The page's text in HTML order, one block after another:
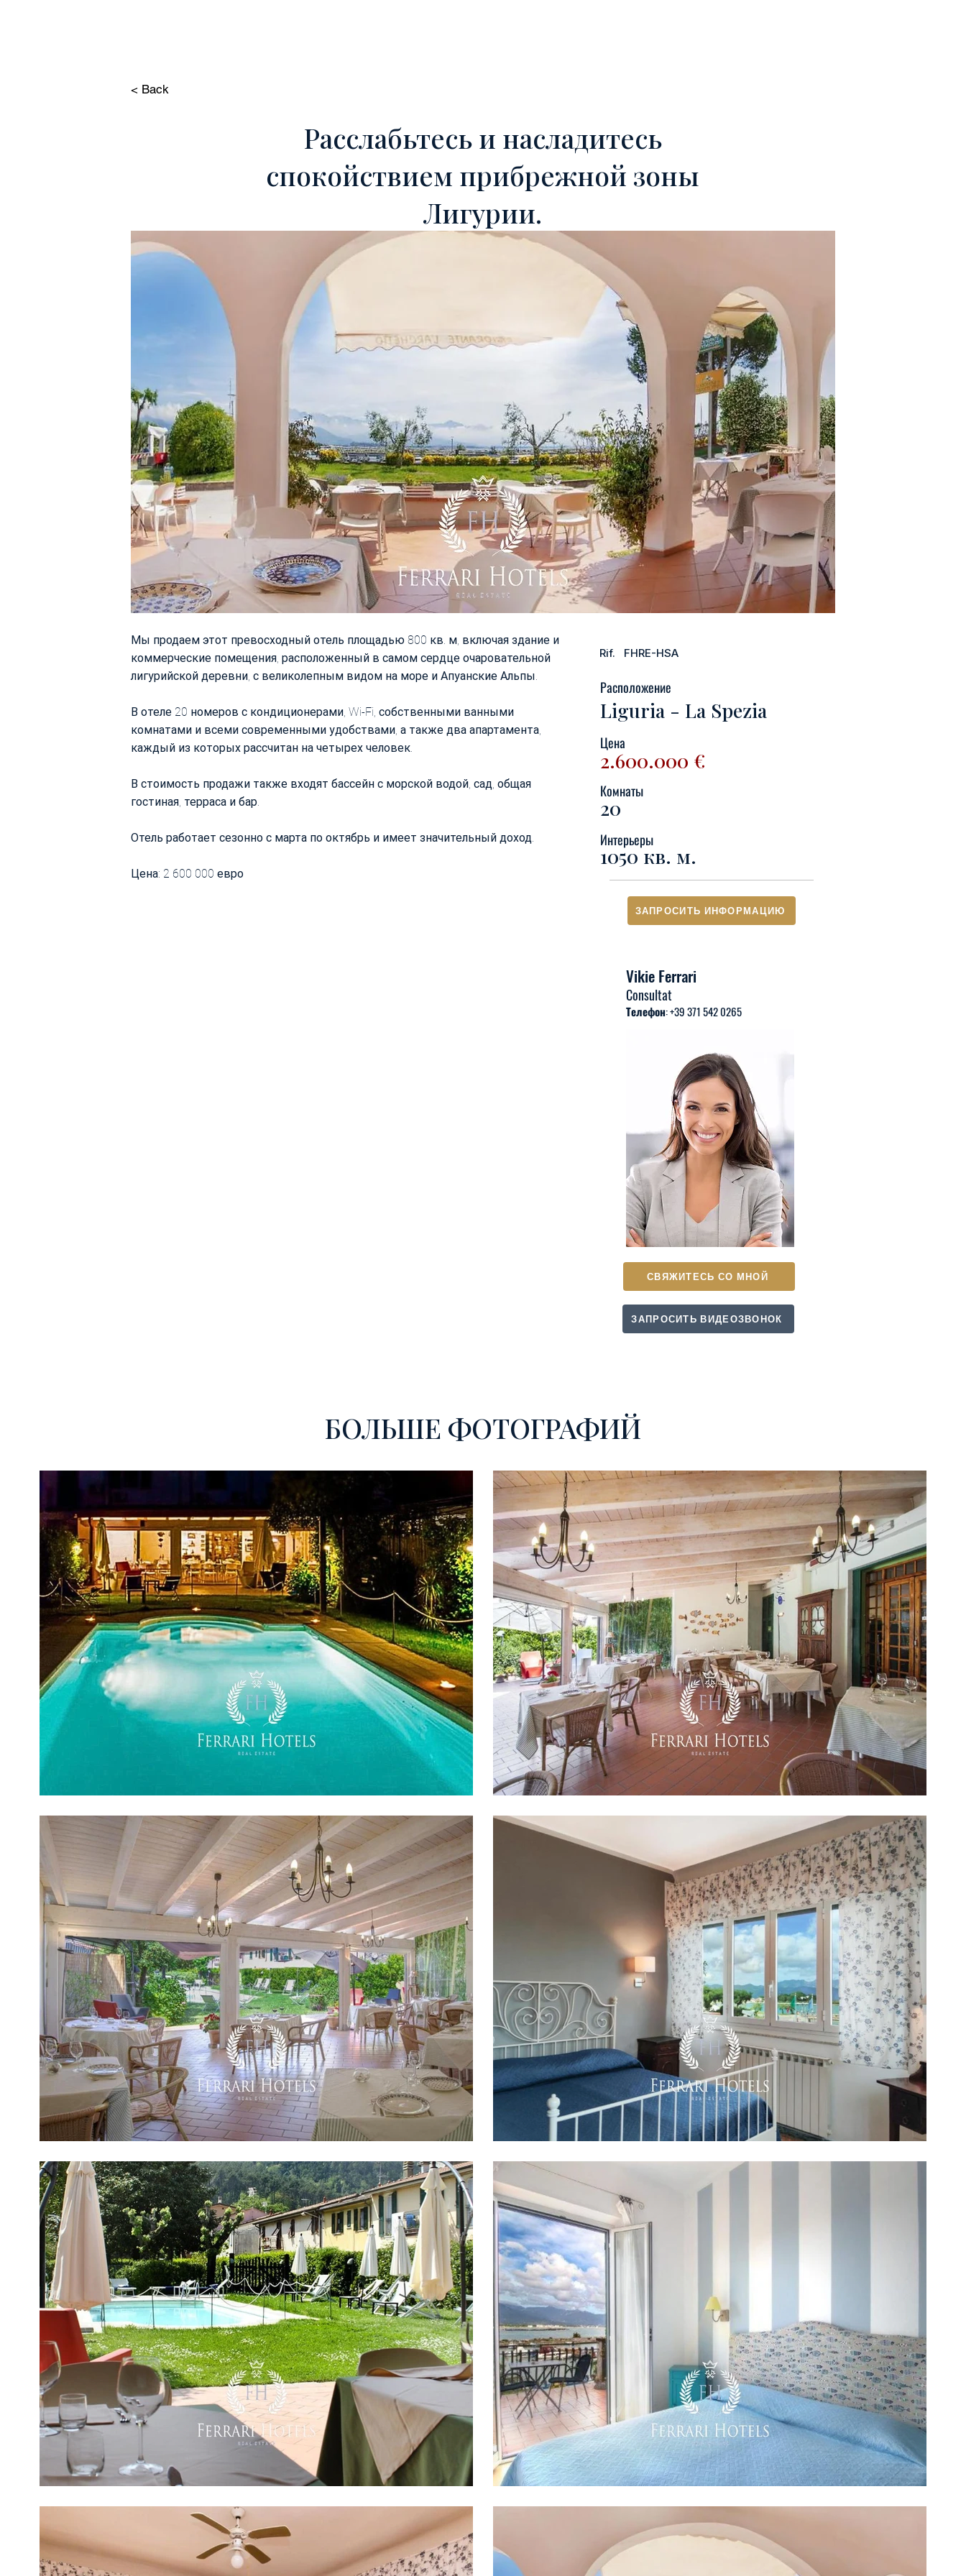
< Back
Расслабьтесь и насладитесь
спокойствием прибрежной зоны
Лигурии.
Мы продаем этот превосходный отель площадью 800 кв. м, включая здание и
коммерческие помещения, расположенный в самом сердце очаровательной
лигурийской деревни, с великолепным видом на море и Апуанские Альпы.
В отеле 20 номеров с кондиционерами, Wi-Fi, собственными ванными
комнатами и всеми современными удобствами, а также два апартамента,
каждый из которых рассчитан на четырех человек.
В стоимость продажи также входят бассейн с морской водой, сад, общая
гостиная, терраса и бар.
Отель работает сезонно с марта по октябрь и имеет значительный доход.
Цена: 2 600 000 евро
Rif. FHRE-HSA
Расположение
Liguria - La Spezia
Цена
2.600.000 €
Комнаты
20
Интерьеры
1050 кв. м.
ЗАПРОСИТЬ ИНФОРМАЦИЮ
Vikie Ferrari
Consultat
Телефон: +39 371 542 0265
СВЯЖИТЕСЬ СО МНОЙ
ЗАПРОСИТЬ ВИДЕОЗВОНОК
БОЛЬШЕ ФОТОГРАФИЙ